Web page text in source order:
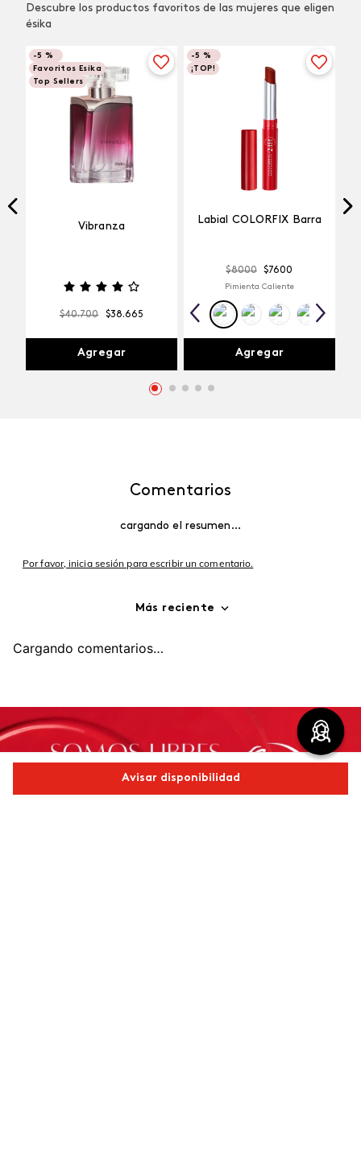
Avisar disponibilidad
Descubre los productos favoritos de las mujeres que eligen
ésika
-5 %
Favoritos Esika
Top Sellers
Vibranza
$40.700 $38.665
Agregar
-5 %
¡TOP!
Labial COLORFIX Barra
$8000 $7600
Pimienta Caliente
Agregar
Comentarios
cargando el resumen…
Por favor, inicia sesión para escribir un comentario.
Más reciente
Cargando comentarios…